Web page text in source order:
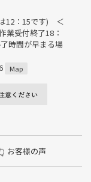
12：15です) ＜
業受付終了18：
時間が早まる場
Map
お客様の声